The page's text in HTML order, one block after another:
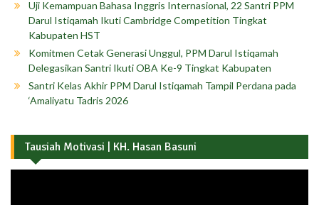
Uji Kemampuan Bahasa Inggris Internasional, 22 Santri PPM
Darul Istiqamah Ikuti Cambridge Competition Tingkat
Kabupaten HST
Komitmen Cetak Generasi Unggul, PPM Darul Istiqamah
Delegasikan Santri Ikuti OBA Ke-9 Tingkat Kabupaten
Santri Kelas Akhir PPM Darul Istiqamah Tampil Perdana pada
‘Amaliyatu Tadris 2026
Tausiah Motivasi | KH. Hasan Basuni